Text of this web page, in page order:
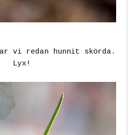
vi redan hunnit skörda.
Lyx!